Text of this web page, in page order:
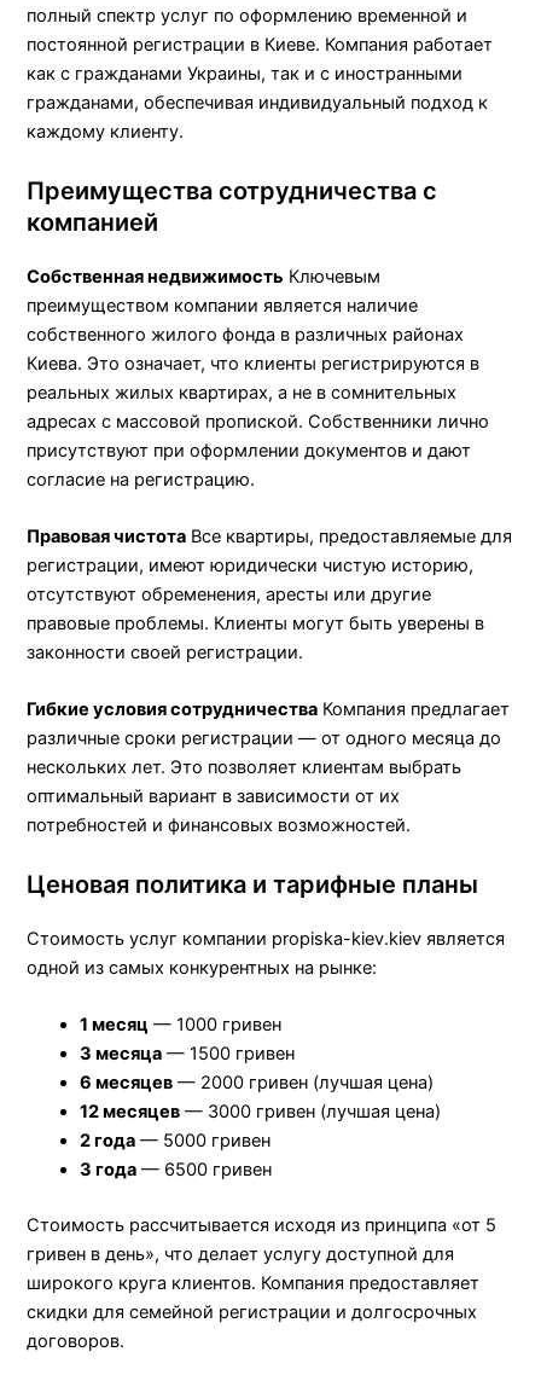
полный спектр услуг по оформлению временной и
постоянной регистрации в Киеве. Компания работает
как с гражданами Украины, так и с иностранными
гражданами, обеспечивая индивидуальный подход к
каждому клиенту.
Преимущества сотрудничества с
компанией
Собственная недвижимость Ключевым
преимуществом компании является наличие
собственного жилого фонда в различных районах
Киева. Это означает, что клиенты регистрируются в
реальных жилых квартирах, а не в сомнительных
адресах с массовой пропиской. Собственники лично
присутствуют при оформлении документов и дают
согласие на регистрацию.
Правовая чистота Все квартиры, предоставляемые для
регистрации, имеют юридически чистую историю,
отсутствуют обременения, аресты или другие
правовые проблемы. Клиенты могут быть уверены в
законности своей регистрации.
Гибкие условия сотрудничества Компания предлагает
различные сроки регистрации — от одного месяца до
нескольких лет. Это позволяет клиентам выбрать
оптимальный вариант в зависимости от их
потребностей и финансовых возможностей.
Ценовая политика и тарифные планы
Стоимость услуг компании propiska-kiev.kiev является
одной из самых конкурентных на рынке:
1 месяц — 1000 гривен
3 месяца — 1500 гривен
6 месяцев — 2000 гривен (лучшая цена)
12 месяцев — 3000 гривен (лучшая цена)
2 года — 5000 гривен
3 года — 6500 гривен
Стоимость рассчитывается исходя из принципа «от 5
гривен в день», что делает услугу доступной для
широкого круга клиентов. Компания предоставляет
скидки для семейной регистрации и долгосрочных
договоров.